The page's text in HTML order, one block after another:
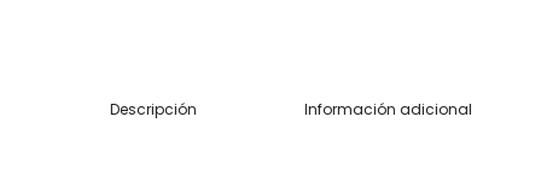
Descripción Información adicional